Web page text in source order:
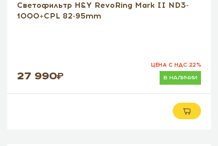
Светофильтр H&Y RevoRing Mark II ND3-
1000+CPL 82-95mm
27 990 в наличии
ЦЕНА С НДС 22%